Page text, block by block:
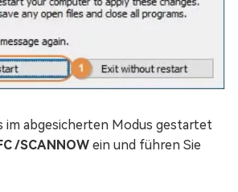
im abgesicherten Modus gestartet
/SCANNOW ein und führen Sie